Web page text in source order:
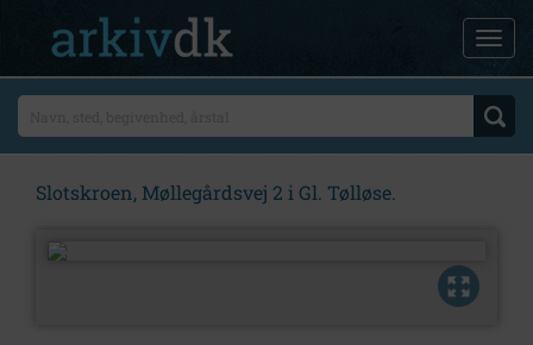
Slotskroen, Møllegårdsvej 2 i Gl. Tølløse.